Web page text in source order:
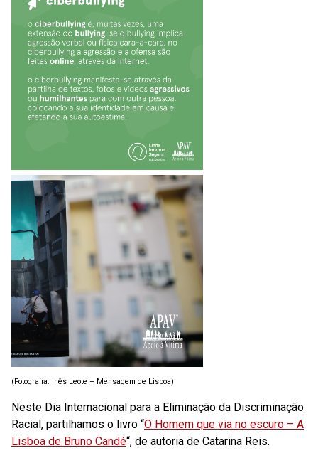
(Fotografia: Inês Leote – Mensagem de Lisboa)
Neste Dia Internacional para a Eliminação da Discriminação
Racial, partilhamos o livro “O Homem que via no escuro – A
Lisboa de Bruno Candé“, de autoria de Catarina Reis.